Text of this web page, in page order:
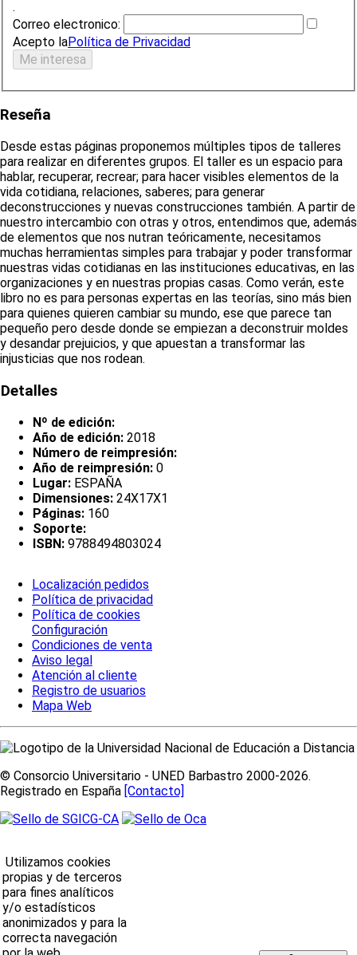
.
Correo electronico:
Acepto laPolítica de Privacidad
Reseña
Desde estas páginas proponemos múltiples tipos de talleres
para realizar en diferentes grupos. El taller es un espacio para
hablar, recuperar, recrear; para hacer visibles elementos de la
vida cotidiana, relaciones, saberes; para generar
deconstrucciones y nuevas construcciones también. A partir de
nuestro intercambio con otras y otros, entendimos que, además
de elementos que nos nutran teóricamente, necesitamos
muchas herramientas simples para trabajar y poder transformar
nuestras vidas cotidianas en las instituciones educativas, en las
organizaciones y en nuestras propias casas. Como verán, este
libro no es para personas expertas en las teorías, sino más bien
para quienes quieren cambiar su mundo, ese que parece tan
pequeño pero desde donde se empiezan a deconstruir moldes
y desandar prejuicios, y que apuestan a transformar las
injusticias que nos rodean.
Detalles
Nº de edición:
Año de edición: 2018
Número de reimpresión:
Año de reimpresión: 0
Lugar: ESPAÑA
Dimensiones: 24X17X1
Páginas: 160
Soporte:
ISBN: 9788494803024
Localización pedidos
Política de privacidad
Política de cookies
Configuración
Condiciones de venta
Aviso legal
Atención al cliente
Registro de usuarios
Mapa Web
© Consorcio Universitario - UNED Barbastro 2000-2026.
Registrado en España [Contacto]
Utilizamos cookies
propias y de terceros
para fines analíticos
y/o estadísticos
anonimizados y para la
correcta navegación